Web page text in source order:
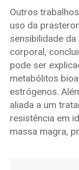
Outros
uso da
sensibilidade
corporal,
pode ser
metabólitos
estrógenos.
aliada a um
resistência em
massa magra,